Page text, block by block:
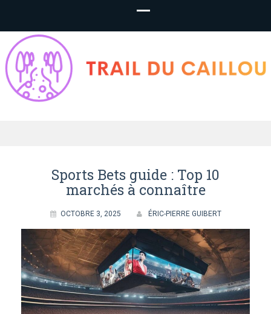
– Paris en
Sports Bets guide : Top 10
marchés à connaître
OCTOBRE 3, 2025 ÉRIC-PIERRE GUIBERT